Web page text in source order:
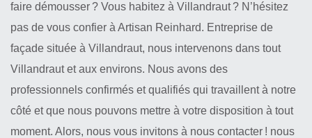
faire démousser ? Vous habitez à Villandraut ? N’hésitez
pas de vous confier à Artisan Reinhard. Entreprise de
façade située à Villandraut, nous intervenons dans tout
Villandraut et aux environs. Nous avons des
professionnels confirmés et qualifiés qui travaillent à notre
côté et que nous pouvons mettre à votre disposition à tout
moment. Alors, nous vous invitons à nous contacter ! nous